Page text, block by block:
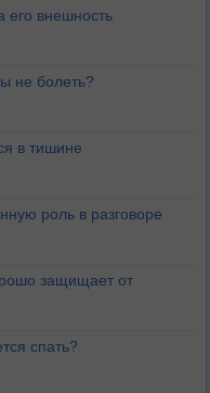
его внешность
не болеть?
в тишине
роль в разговоре
защищает от
спать?